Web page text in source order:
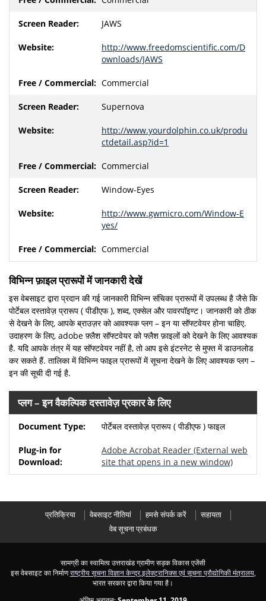
JAWS
http://www.freedomscientific.com/D
ownloads/JAWS
Commercial
Supernova
http://www.yourdolphin.co.uk/produ
ctdetail.asp?id=1
Commercial
Window-Eyes
http://www.gwmicro.com/Window-E
yes/
Commercial
विभिन्न फ़ाइल प्रारूपों में जानकारी देखें
इस वेबसाइट द्वारा प्रदान की गई जानकारी विभिन्न संचिका प्रारूपों में उपलब्ध है जैसे कि
पोर्टेबल दस्तावेज़ प्रारूप ( पीडीएफ ), शब्द, एक्सेल और पावरपॉइण्ट। जानकारी को ठीक
से देखने के लिए, आपके ब्राउज़र को आवश्यक प्लग – इन या सॉफ्टवेयर होना चाहिए.
उदाहरण के लिए, adobe फ़्लैश सॉफ्टवेयर को फ्लैश फ़ाइलों को देखने के लिए आवश्यक
है. यदि आपके तंत्र में यह सॉफ्टवेयर नहीं है, तो आप इसे इंटरनेट से मुफ्त में डाउनलोड
कर सकते हैं. तालिका में विभिन्न फाइल प्रारूपों में सूचना देखने के लिए आवश्यक प्लग –
इन की सूची दी गई है.
प्लग – इन वैकल्पिक दस्तावेज़ प्रकार के लिए
पोर्टेबल दस्तावेज़ प्रारूप ( पीडीएफ ) फाइल
Adobe Acrobat Reader (External web
site that opens in a new window)
प्रतिक्रिया वेबसाइट नीतियां हमसे संपर्क करें
सहायता
वेब सूचना प्रबंधक
सामग्री का स्वामित्व उत्तराखंड ग्रामीण सड़क विकास एजेंसी
इस वेबसाइट का निर्माणराष्ट्रीय सूचना विज्ञान केन्द्र,इलेक्ट्रानिक्स एवं सूचना प्रौद्योगिकी मंत्रालय,
भारत सरकार द्वारा किया गया है।